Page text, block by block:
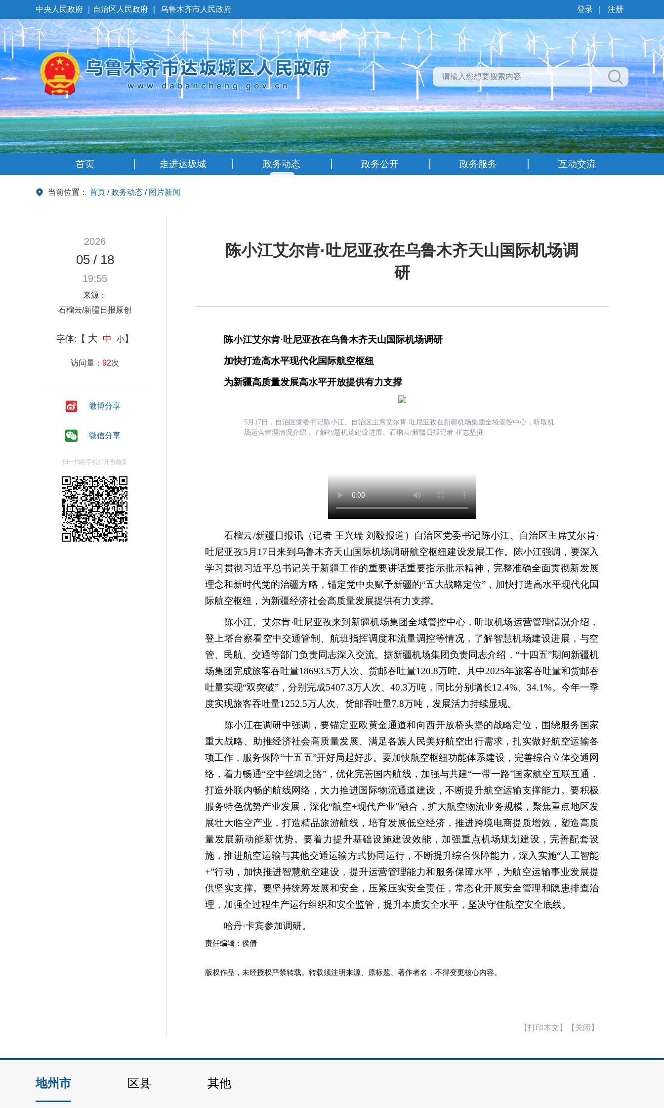
中央人民政府 自治区人民政府 乌鲁木齐市人民政府 登录 注册
首页 走进达坂城 政务动态 政务公开 政务服务 互动交流
当前位置： 首页 /政务动态 / 图片新闻
2026
05 /18
19:55
来源：
石榴云/新疆日报原创
字体:【 大 中 小】
访问量： 92次
微博分享
微信分享
扫一扫在手机打开当前页
陈小江艾尔肯·吐尼亚孜在乌鲁木齐天山国际机场调
研
陈小江艾尔肯·吐尼亚孜在乌鲁木齐天山国际机场调研
加快打造高水平现代化国际航空枢纽
为新疆高质量发展高水平开放提供有力支撑
5月17日，自治区党委书记陈小江、自治区主席艾尔肯·吐尼亚孜在新疆机场集团全域管控中心，听取机
场运营管理情况介绍，了解智慧机场建设进展。石榴云/新疆日报记者 崔志坚摄
石榴云/新疆日报讯（记者 王兴瑞 刘毅报道）自治区党委书记陈小江、自治区主席艾尔肯·
吐尼亚孜5月17日来到乌鲁木齐天山国际机场调研航空枢纽建设发展工作。 陈小江强调，要深入
学习贯彻习近平总书记关于新疆工作的重要讲话重要指示批示精神，完整准确全面贯彻新发展
理念和新时代党的治疆方略，锚定党中央赋予新疆的“五大战略定位”，加快打造高水平现代化国
际航空枢纽，为新疆经济社会高质量发展提供有力支撑。
陈小江、艾尔肯·吐尼亚孜来到新疆机场集团全域管控中心，听取机场运营管理情况介绍，
登上塔台察看空中交通管制、航班指挥调度和流量调控等情况，了解智慧机场建设进展，与空
管、民航、交通等部门负责同志深入交流。据新疆机场集团负责同志介绍，“十四五”期间新疆机
场集团完成旅客吞吐量18693.5万人次、货邮吞吐量120.8万吨。其中2025年旅客吞吐量和货邮吞
吐量实现“双突破”，分别完成5407.3万人次、40.3万吨，同比分别增长12.4%、34.1%。今年一季
度实现旅客吞吐量1252.5万人次、货邮吞吐量7.8万吨，发展活力持续显现。
陈小江在调研中强调，要锚定亚欧黄金通道和向西开放桥头堡的战略定位，围绕服务国家
重大战略、助推经济社会高质量发展、满足各族人民美好航空出行需求，扎实做好航空运输各
项工作，服务保障“十五五”开好局起好步。要加快航空枢纽功能体系建设，完善综合立体交通网
络，着力畅通“空中丝绸之路”，优化完善国内航线，加强与共建“一带一路”国家航空互联互通，
打造外联内畅的航线网络，大力推进国际物流通道建设，不断提升航空运输支撑能力。要积极
服务特色优势产业发展，深化“航空+现代产业”融合，扩大航空物流业务规模，聚焦重点地区发
展壮大临空产业，打造精品旅游航线，培育发展低空经济，推进跨境电商提质增效，塑造高质
量发展新动能新优势。要着力提升基础设施建设效能，加强重点机场规划建设，完善配套设
施，推进航空运输与其他交通运输方式协同运行，不断提升综合保障能力，深入实施“人工智能
+”行动，加快推进智慧航空建设，提升运营管理能力和服务保障水平，为航空运输事业发展提
供坚实支撑。要坚持统筹发展和安全，压紧压实安全责任，常态化开展安全管理和隐患排查治
理，加强全过程生产运行组织和安全监管，提升本质安全水平，坚决守住航空安全底线。
哈丹·卡宾参加调研。
责任编辑：侯倩
版权作品，未经授权严禁转载。转载须注明来源、原标题、著作者名，不得变更核心内容。
【打印本文】 【关闭】
地州市 区县 其他